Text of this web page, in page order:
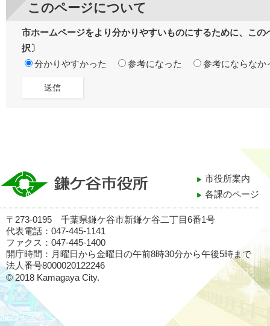
このページについて
市ホームページをより分かりやすいものにするために、こ
択〕
分かりやすかった
参考になった 参考にならなか
市役所案内
各課のページ
〒273-0195 千葉県鎌ケ谷市新鎌ケ谷二丁目6番1号
代表電話：047-445-1141
ファクス：047-445-1400
開庁時間：月曜日から金曜日の午前8時30分から午後5時まで
法人番号8000020122246
© 2018 Kamagaya City.